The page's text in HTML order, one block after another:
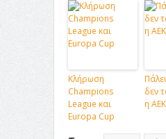
Κλήρωση
Champions
League και
Europa Cup
δεν
η